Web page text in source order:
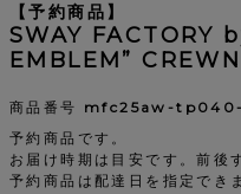
【予約商品】
SWAY FACTORY
EMBLEM”
商品番号 mfc25aw-
予約商品です。
お届け時期は目安です。前後
予約商品は配達日を指定でき